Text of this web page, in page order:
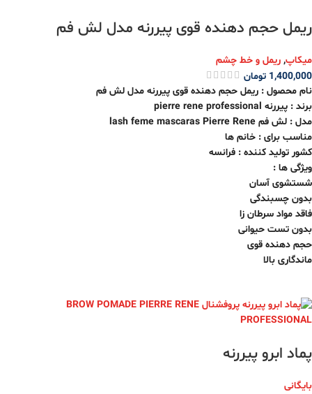
ریمل حجم دهنده قوی پیررنه مدل لش فم
میکاپ, ریمل و خط چشم
1,400,000 تومان
نام محصول : ریمل حجم دهنده قوی پیررنه مدل لش فم
برند : پیررنه pierre rene professional
مدل : لش فم lash feme mascaras Pierre Rene
مناسب برای : خانم ها
کشور تولید کننده : فرانسه
ویژگی ها :
شستشوی آسان
بدون چسبندگی
فاقد مواد سرطان زا
بدون تست حیوانی
حجم دهنده قوی
ماندگاری بالا
پماد ابرو پیررنه
بایگانی